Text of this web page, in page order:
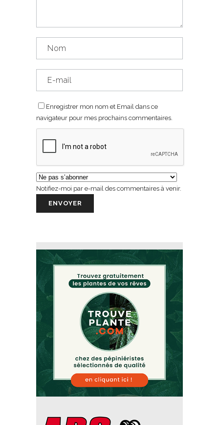
Enregistrer mon nom et Email dans ce
navigateur pour mes prochains commentaires.
Notifiez-moi par e-mail des commentaires à venir.